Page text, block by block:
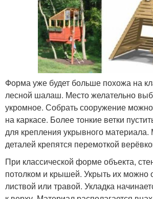
Форма уже будет больше похожа на
лесной шалаш. Место желательно
укромное. Собрать сооружение можно
на каркасе. Более тонкие ветки
для крепления укрывного
деталей крепятся перемоткой
При классической форме объекта,
потолком и крышей. Укрыть их можно
листвой или травой. Укладка